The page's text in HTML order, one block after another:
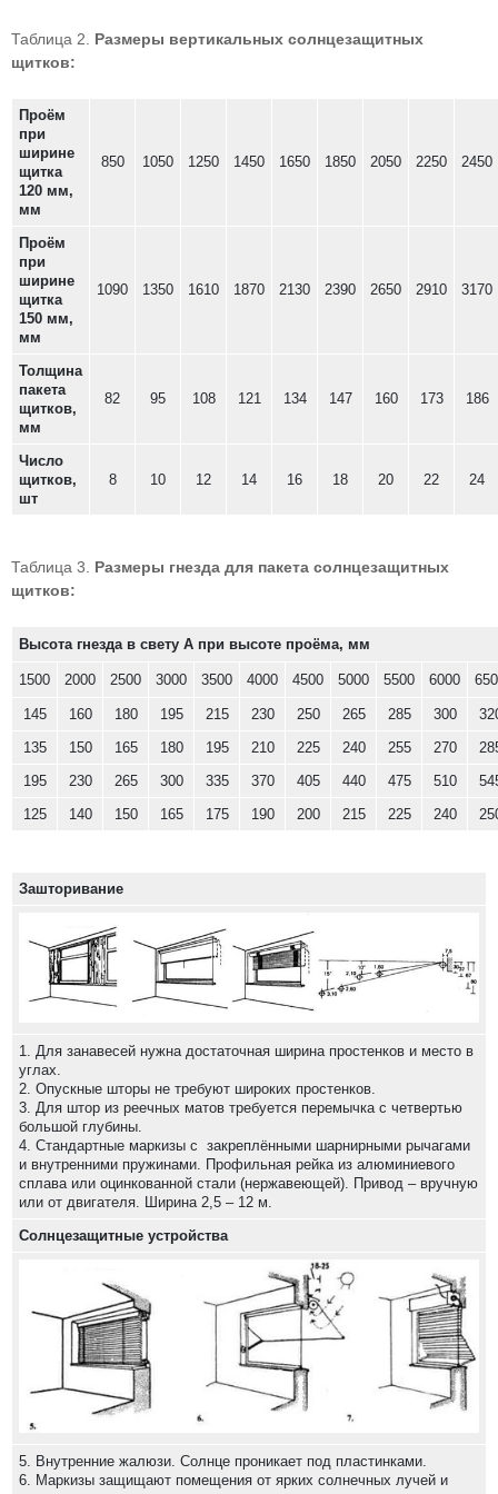
Таблица 2. Размеры вертикальных солнцезащитных
щитков:
Проём
при
ширине
щитка
120 мм,
мм
850 1050 1250 1450 1650 1850 2050 2250 2450
Проём
при
ширине
щитка
150 мм,
мм
1090 1350 1610 1870 2130 2390 2650 2910 3170
Толщина
пакета
щитков,
мм
82 95 108 121 134 147 160 173 186
Число
щитков,
шт
8 10 12 14 16 18 20 22 24
Таблица 3.
Размеры гнезда для пакета солнцезащитных
щитков:
Высота гнезда в свету А при высоте проёма, мм
1500 2000 2500 3000 3500 4000 4500 5000 5500 6000
145 160 180 195 215 230 250 265 285 300
135
150 165 180 195 210 225 240 255 270
195
230 265 300 335 370 405 440 475 510
125
140 150 165 175 190 200 215 225 240
Зашторивание
1. Для занавесей нужна достаточная ширина простенков и место в
углах.
2. Опускные шторы не требуют широких простенков.
3. Для штор из реечных матов требуется перемычка с четвертью
большой глубины.
4. Стандартные маркизы с закреплёнными шарнирными рычагами
и внутренними пружинами. Профильная рейка из алюминиевого
сплава или оцинкованной стали (нержавеющей). Привод – вручную
или от двигателя. Ширина 2,5 – 12 м.
Солнцезащитные устройства
5. Внутренние жалюзи. Солнце проникает под пластинками.
6. Маркизы защищают помещения от ярких солнечных лучей и